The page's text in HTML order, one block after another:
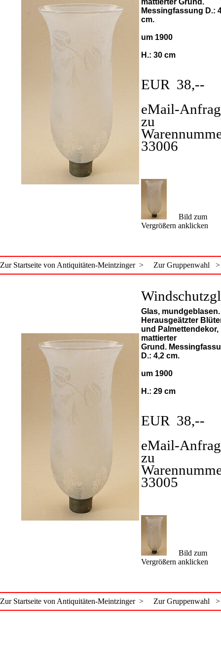
mattierter Grund.
Messingfassung D.:
cm.
um 1900
H.: 30 cm
EUR 38,--
eMail-
zu
33006
Bild zum
Vergrößern anklicken
Zur Startseite von Antiquitäten-Meintzinger > Zur Gruppenwahl >
Glas, mundgeblasen.
Herausgeätzter
und Palmettendekor,
mattierter
Grund.
D.: 4,2 cm.
um 1900
H.: 29 cm
EUR 38,--
eMail-
zu
33005
Bild zum
Vergrößern anklicken
Zur Startseite von Antiquitäten-Meintzinger > Zur Gruppenwahl >